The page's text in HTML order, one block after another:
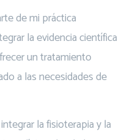
de mi práctica
la evidencia científica
un tratamiento
a las necesidades de
la fisioterapia y la